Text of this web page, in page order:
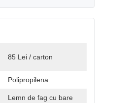
85 Lei / carton
Polipropilena
Lemn de fag cu bare